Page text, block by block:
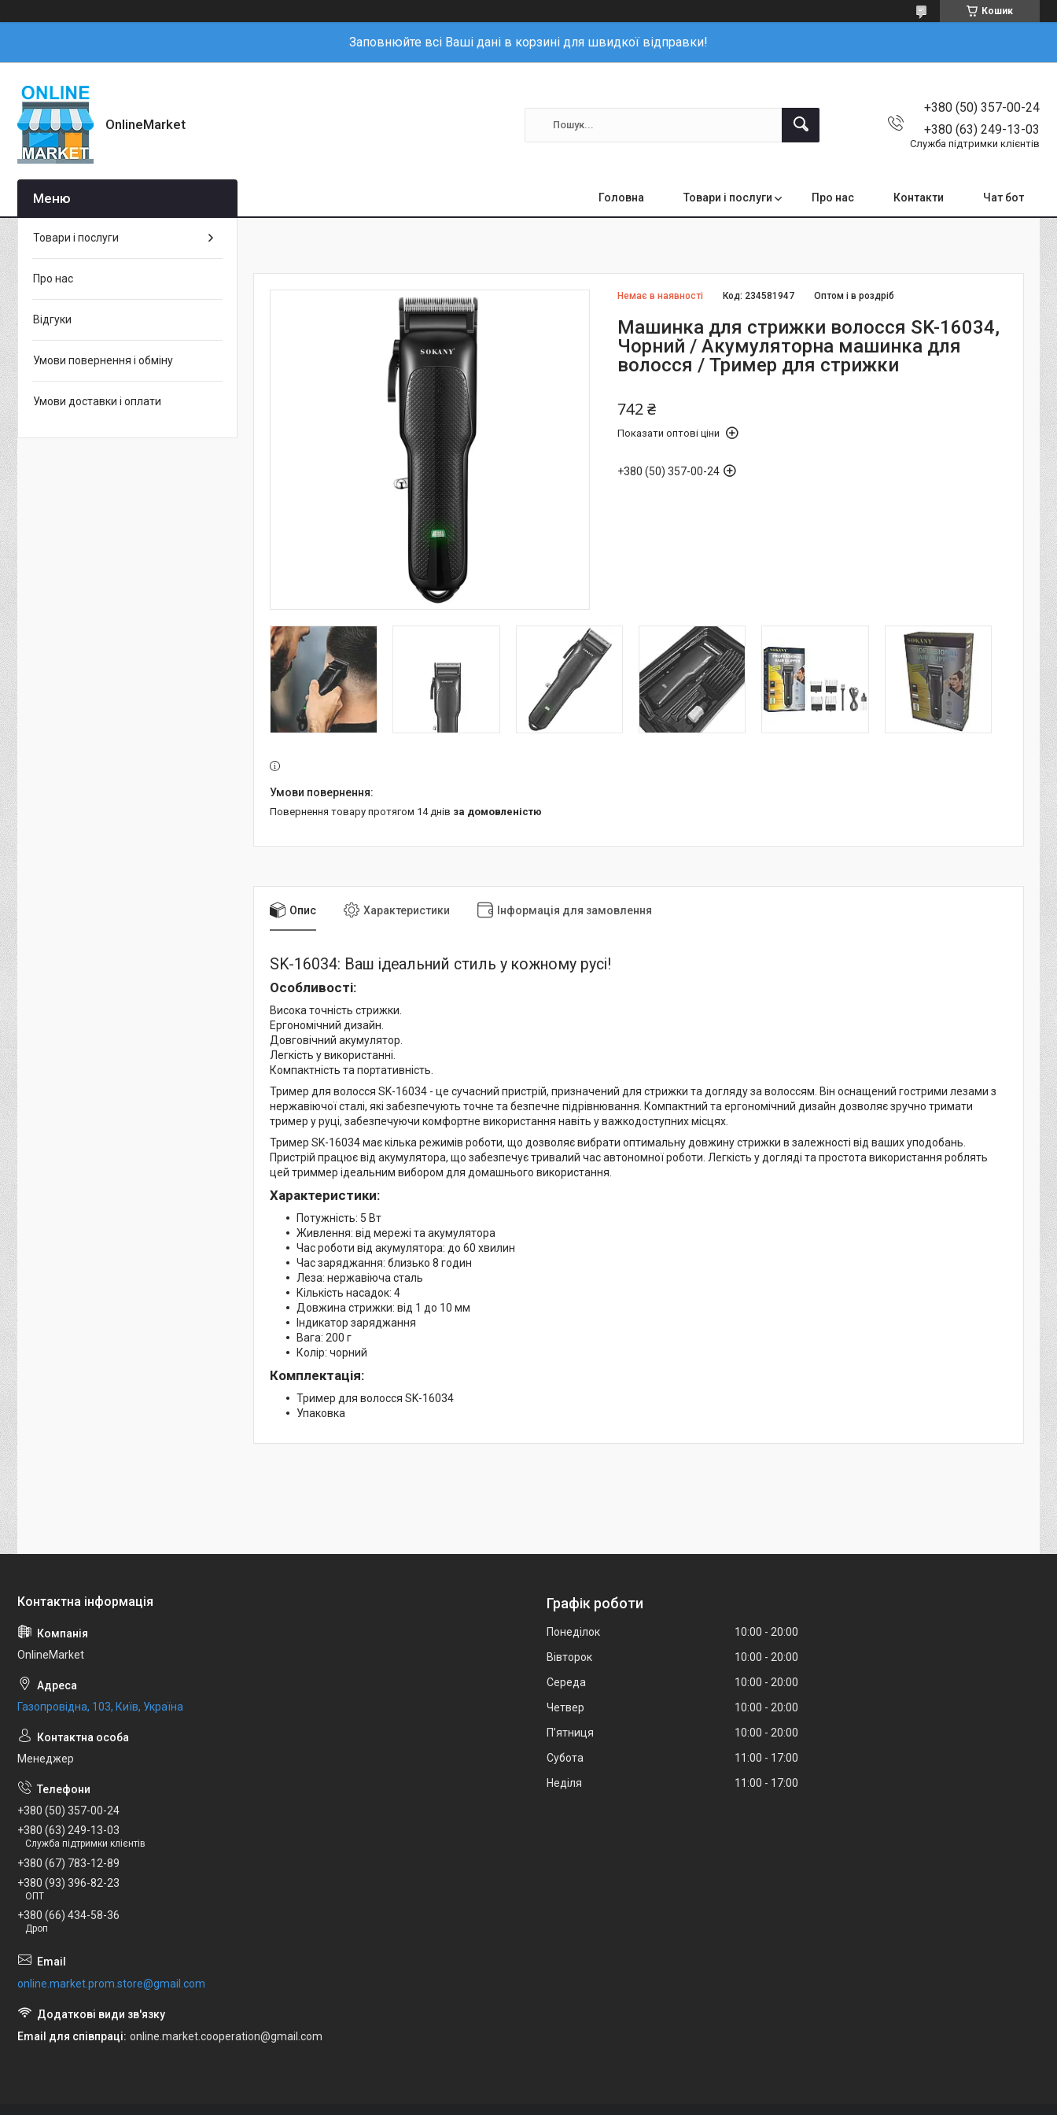
Кошик
Заповнюйте всі Ваші дані в корзині для швидкої відправки!
OnlineMarket
+380 (50) 357-00-24
+380 (63) 249-13-03
Служба підтримки клієнтів
Головна Товари і послуги Про нас Контакти Чат бот
Немає в наявності Оптом і в роздріб
Код: 234581947
Машинка для стрижки волосся SK-16034,
Чорний / Акумуляторна машинка для
волосся / Тример для стрижки
742 ₴
Показати оптові ціни
+380 (50) 357-00-24
повернення товару протягом 14 днів за домовленістю
Опис Характеристики Інформація для замовлення
SK-16034: Ваш ідеальний стиль у кожному русі!
Особливості:
Висока точність стрижки.
Ергономічний дизайн.
Довговічний акумулятор.
Легкість у використанні.
Компактність та портативність.
Тример для волосся SK-16034 - це сучасний пристрій, призначений для стрижки та догляду за волоссям. Він оснащений гострими лезами з
нержавіючої сталі, які забезпечують точне та безпечне підрівнювання. Компактний та ергономічний дизайн дозволяє зручно тримати
тример у руці, забезпечуючи комфортне використання навіть у важкодоступних місцях.
Тример SK-16034 має кілька режимів роботи, що дозволяє вибрати оптимальну довжину стрижки в залежності від ваших уподобань.
Пристрій працює від акумулятора, що забезпечує тривалий час автономної роботи. Легкість у догляді та простота використання роблять
цей триммер ідеальним вибором для домашнього використання.
Характеристики:
Потужність: 5 Вт
Живлення: від мережі та акумулятора
Час роботи від акумулятора: до 60 хвилин
Час заряджання: близько 8 годин
Леза: нержавіюча сталь
Кількість насадок: 4
Довжина стрижки: від 1 до 10 мм
Індикатор заряджання
Вага: 200 г
Колір: чорний
Комплектація:
Тример для волосся SK-16034
Упаковка
Товари і послуги
Про нас
Відгуки
Умови повернення і обміну
Умови доставки і оплати
OnlineMarket
Газопровідна, 103, Київ, Україна
Менеджер
+380 (50) 357-00-24
+380 (63) 249-13-03
Служба підтримки клієнтів
+380 (67) 783-12-89
+380 (93) 396-82-23
ОПТ
+380 (66) 434-58-36
Дроп
online.market.prom.store@gmail.com
Email для співпраці online.market.cooperation@gmail.com
Графік роботи
Понеділок 10:00
20:00
Вівторок
10:00
20:00
Середа
10:00
20:00
Четвер
10:00
20:00
Пʼятниця
10:00
20:00
Субота
11:00
17:00
Неділя
11:00 17:00